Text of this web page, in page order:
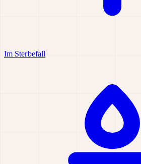
Im Sterbefall